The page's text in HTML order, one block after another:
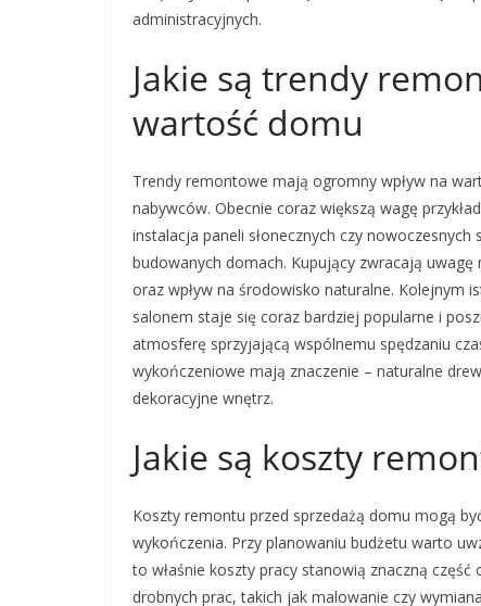
administracyjnych.
Jakie są trendy
wartość domu
Trendy remontowe mają ogromny wpływ na
nabywców. Obecnie coraz większą wagę
instalacja paneli słonecznych czy
budowanych domach. Kupujący zwracają
oraz wpływ na środowisko naturalne. Kolejnym
salonem staje się coraz bardziej popularne i
atmosferę sprzyjającą wspólnemu spędzaniu
wykończeniowe mają znaczenie – naturalne
dekoracyjne wnętrz.
Jakie są koszty
Koszty remontu przed sprzedażą domu mogą
wykończenia. Przy planowaniu budżetu warto
to właśnie koszty pracy stanowią znaczną
drobnych prac, takich jak malowanie czy